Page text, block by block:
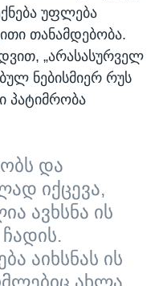
უფლება
თანამდებობა.
„არასასურველ
ნებისმიერ რუს
პატიმრობა
და
იქცევა,
ავხსნა ის
აიხსნას ის